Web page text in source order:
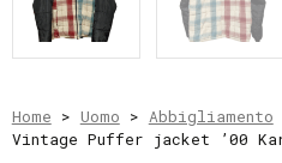
Il
Home > Uomo > Abbigliamento
Vintage Puffer jacket ’00